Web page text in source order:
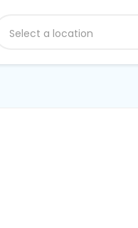
Select a location